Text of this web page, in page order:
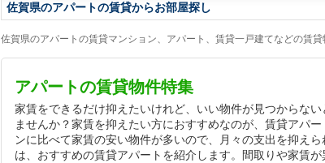
佐賀県のアパートの賃貸からお部屋探し
佐賀県のアパートの賃貸マンション、アパート、賃貸一戸建てなどの賃
アパートの賃貸物件特集
家賃をできるだけ抑えたいけれど、いい物件が見つからない
ませんか？家賃を抑えたい方におすすめなのが、賃貸アパー
ンに比べて家賃の安い物件が多いので、月々の支出を抑え
は、おすすめの賃貸アパートを紹介します。間取りや家賃が